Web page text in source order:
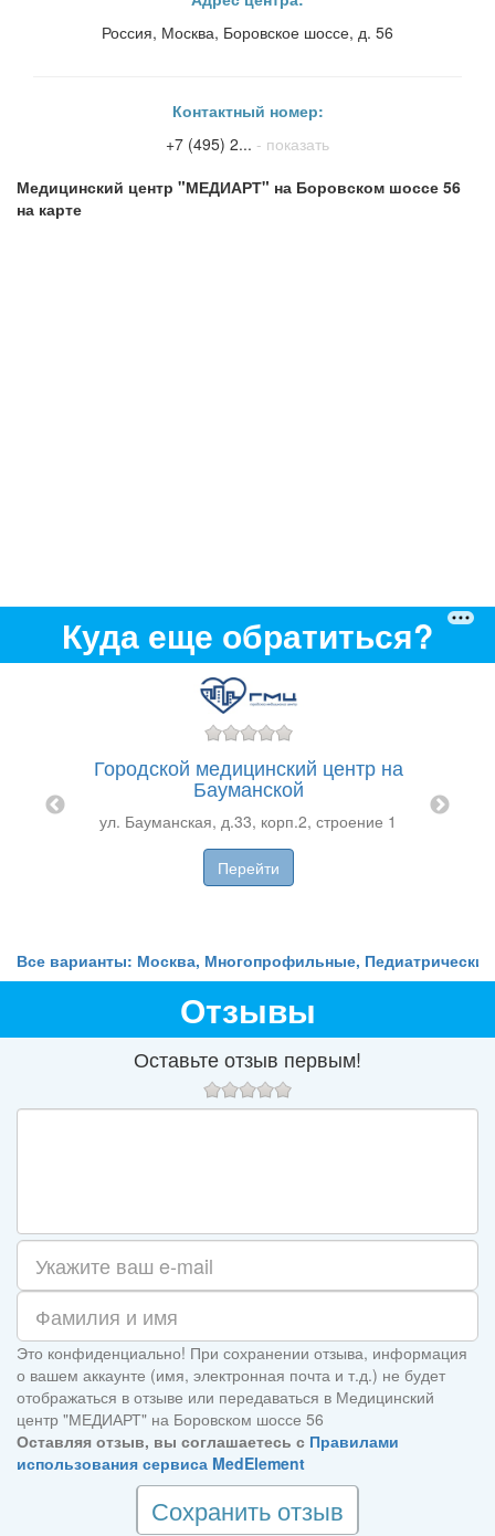
Россия, Москва, Боровское шоссе, д. 56
Контактный номер:
+7 (495) 2... - показать
Медицинский центр "МЕДИАРТ" на Боровском шоссе 56
на карте
Куда еще обратиться?
Городской медицинский центр на
Бауманской
​ул. Бауманская, д.33, корп.2, строение 1
Перейти
Все варианты: Москва, Многопрофильные, Педиатрические
Отзывы
Оставьте отзыв первым!
Это конфиденциально! При сохранении отзыва, информация
о вашем аккаунте (имя, электронная почта и т.д.) не будет
отображаться в отзыве или передаваться в Медицинский
центр "МЕДИАРТ" на Боровском шоссе 56
Оставляя отзыв, вы соглашаетесь с Правилами
использования сервиса MedElement
Сохранить отзыв